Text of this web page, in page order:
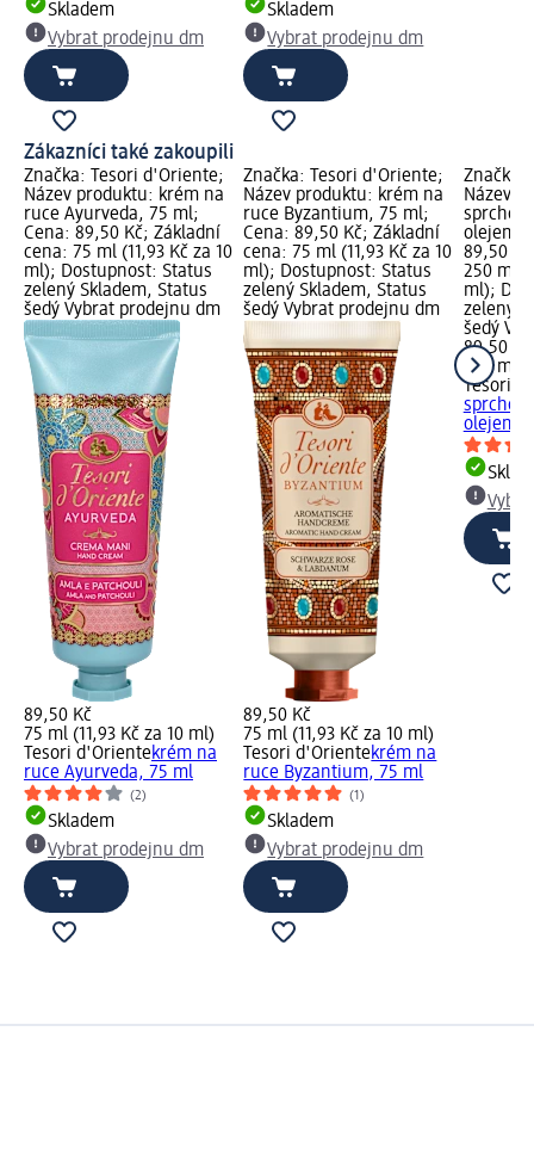
Skladem
Vybrat prodejnu dm
Skladem
Vybrat prodejnu dm
Zákazníci také zakoupili
Značka: Tesori d'Oriente;
Název produktu: krém na
ruce Ayurveda, 75 ml;
Cena: 89,50 Kč; Základní
cena: 75 ml (11,93 Kč za 10
ml); Dostupnost: Status
zelený Skladem, Status
šedý Vybrat prodejnu dm
89,50 Kč
75 ml (11,93 Kč za 10 ml)
Tesori d'Orientekrém na
ruce Ayurveda, 75 ml
(2)
Skladem
Vybrat prodejnu dm
Značka: Tesori d'Oriente;
Název produktu: krém na
ruce Byzantium, 75 ml;
Cena: 89,50 Kč; Základní
cena: 75 ml (11,93 Kč za 10
ml); Dostupnost: Status
zelený Skladem, Status
šedý Vybrat prodejnu dm
89,50 Kč
75 ml (11,93 Kč za 10 ml)
Tesori d'Orientekrém na
ruce Byzantium, 75 ml
(1)
Skladem
Vybrat prodejnu dm
Značka:
Název
olejem,
89,50
250 ml
ml);
zelený
šedý
89,50 Kč
250 ml
Tesori
olejem,